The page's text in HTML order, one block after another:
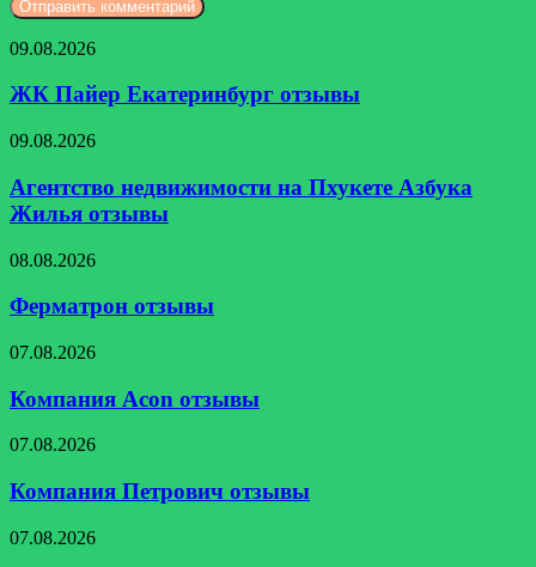
ЖК
Екатеринбург
09.08.2026
ЖК Пайер Екатеринбург отзывы
Агентство
на
Пхукете
Азбука
отзывы
09.08.2026
Агентство недвижимости на Пхукете Азбука
Жилья отзывы
Ферматрон
08.08.2026
Ферматрон отзывы
Компания
отзывы
07.08.2026
Компания Acon отзывы
Компания
отзывы
07.08.2026
Компания Петрович отзывы
Капсулы
07.08.2026